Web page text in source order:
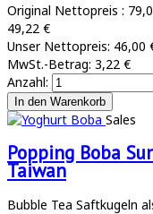
Original Nettopreis :
49,22 €
Unser Nettopreis: 46,00
MwSt.-Betrag: 3,22 €
Anzahl:
Sales
Popping Boba
Taiwan
Bubble Tea Saftkugeln